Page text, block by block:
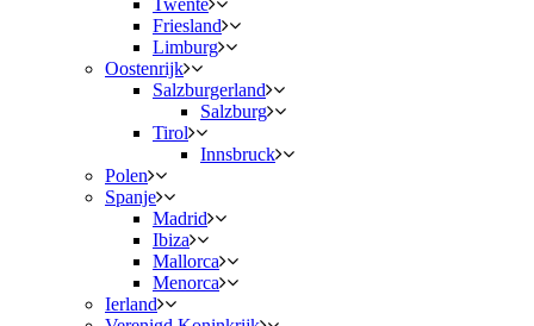
Twente
Friesland
Limburg
Oostenrijk
Salzburgerland
Salzburg
Tirol
Innsbruck
Polen
Spanje
Madrid
Ibiza
Mallorca
Menorca
Ierland